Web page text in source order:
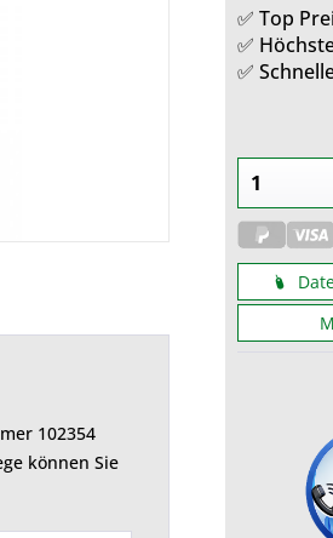
102354
können Sie
✅ Top
✅
✅